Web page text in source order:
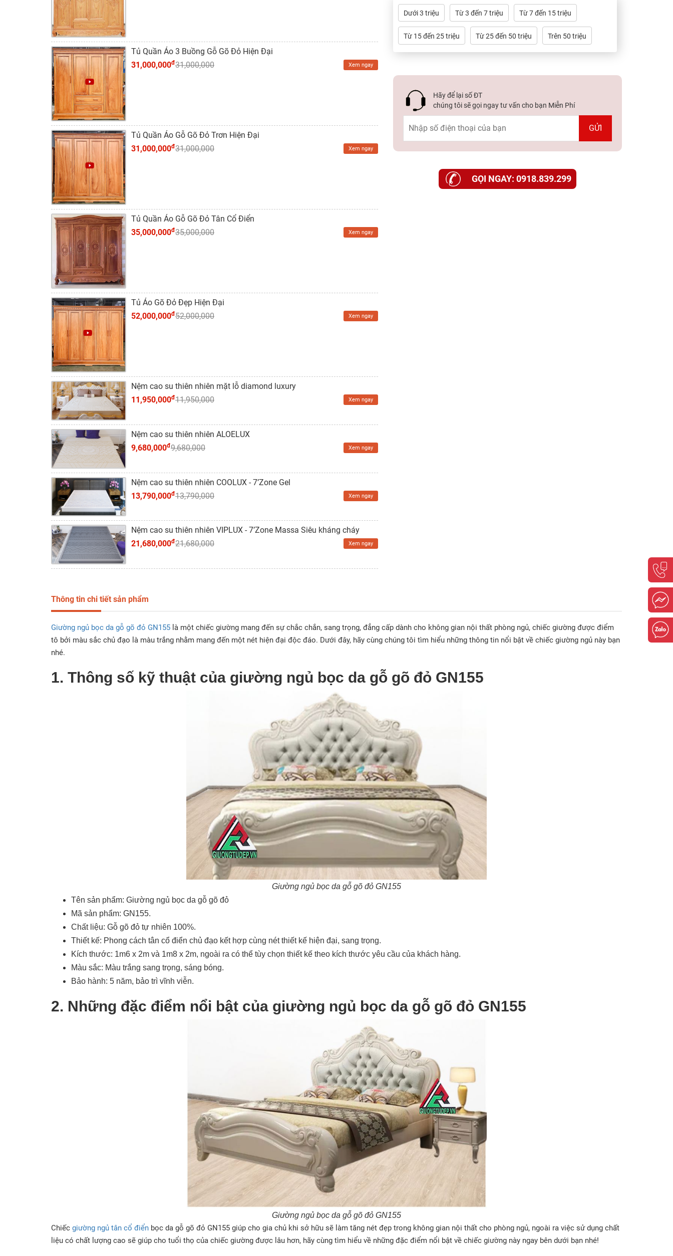
Tủ Quần Áo 3 Buồng Gỗ Gõ Đỏ Hiện Đại
31,000,000đ31,000,000 Xem ngay
Tủ Quần Áo Gỗ Gõ Đỏ Trơn Hiện Đại
31,000,000đ31,000,000 Xem ngay
Tủ Quần Áo Gỗ Gõ Đỏ Tân Cổ Điển
35,000,000đ35,000,000 Xem ngay
Tủ Áo Gõ Đỏ Đẹp Hiện Đại
52,000,000đ52,000,000 Xem ngay
Nệm cao su thiên nhiên mặt lỗ diamond luxury
11,950,000đ11,950,000 Xem ngay
Nệm cao su thiên nhiên ALOELUX
9,680,000đ9,680,000 Xem ngay
Nệm cao su thiên nhiên COOLUX - 7’Zone Gel
13,790,000đ13,790,000 Xem ngay
Nệm cao su thiên nhiên VIPLUX - 7’Zone Massa Siêu kháng cháy
21,680,000đ21,680,000 Xem ngay
Dưới 3 triệu Từ 3 đến 7 triệu Từ 7 đến 15 triệu
Từ 15 đến 25 triệu Từ 25 đến 50 triệu Trên 50 triệu
Hãy để lại số ĐT
chúng tôi sẽ gọi ngay tư vấn cho bạn Miễn Phí
GỌI NGAY: 0918.839.299
Thông tin chi tiết sản phẩm
Giường ngủ bọc da gỗ gõ đỏ GN155 là một chiếc giường mang đến sự chắc chắn, sang trọng, đẳng cấp dành cho không gian nội thất phòng ngủ, chiếc giường được điểm
tô bởi màu sắc chủ đạo là màu trắng nhằm mang đến một nét hiện đại độc đáo. Dưới đây, hãy cùng chúng tôi tìm hiểu những thông tin nổi bật về chiếc giường ngủ này bạn
nhé.
1. Thông số kỹ thuật của giường ngủ bọc da gỗ gõ đỏ GN155
Giường ngủ bọc da gỗ gõ đỏ GN155
Tên sản phẩm: Giường ngủ bọc da gỗ gõ đỏ
Mã sản phẩm: GN155.
Chất liệu: Gỗ gõ đỏ tự nhiên 100%.
Thiết kế: Phong cách tân cổ điển chủ đạo kết hợp cùng nét thiết kế hiện đại, sang trọng.
Kích thước: 1m6 x 2m và 1m8 x 2m, ngoài ra có thể tùy chọn thiết kế theo kích thước yêu cầu của khách hàng.
Màu sắc: Màu trắng sang trọng, sáng bóng.
Bảo hành: 5 năm, bảo trì vĩnh viễn.
2. Những đặc điểm nổi bật của giường ngủ bọc da gỗ gõ đỏ GN155
Giường ngủ bọc da gỗ gõ đỏ GN155
Chiếc giường ngủ tân cổ điển bọc da gỗ gõ đỏ GN155 giúp cho gia chủ khi sở hữu sẽ làm tăng nét đẹp trong không gian nội thất cho phòng ngủ, ngoài ra việc sử dụng chất
liệu có chất lượng cao sẽ giúp cho tuổi thọ của chiếc giường được lâu hơn, hãy cùng tìm hiểu về những đặc điểm nổi bật về chiếc giường này ngay bên dưới bạn nhé!